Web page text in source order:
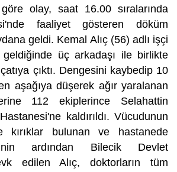
olay, saat 16.00 sıralarında
faaliyet gösteren döküm
geldi. Kemal Alıç (56) adlı işçi
üç arkadaşı ile birlikte
çıktı. Dengesini kaybedip 10
aşağıya düşerek ağır yaralanan
112 ekiplerince Selahattin
kaldırıldı. Vücudunun
kırıklar bulunan ve hastanede
ardından Bilecik Devlet
edilen Alıç, doktorların tüm